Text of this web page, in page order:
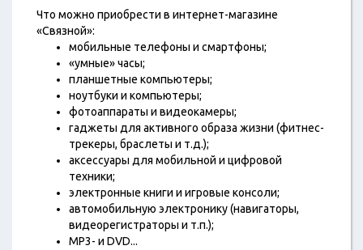
Что можно приобрести в интернет-магазине
«Связной»:
мобильные телефоны и смартфоны;
«умные» часы;
планшетные компьютеры;
ноутбуки и компьютеры;
фотоаппараты и видеокамеры;
гаджеты для активного образа жизни (фитнес-
трекеры, браслеты и т.д.);
аксессуары для мобильной и цифровой
техники;
электронные книги и игровые консоли;
автомобильную электронику (навигаторы,
видеорегистраторы и т.п.);
MP3- и DVD...